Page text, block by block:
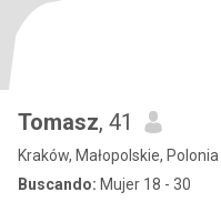
Tomasz, 41
Kraków, Małopolskie, Polonia
Buscando: Mujer 18 - 30